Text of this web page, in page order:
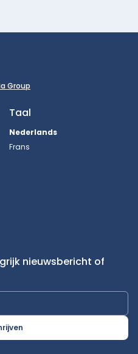
Group
Taal
Nederlands
Frans
nieuwsbericht of